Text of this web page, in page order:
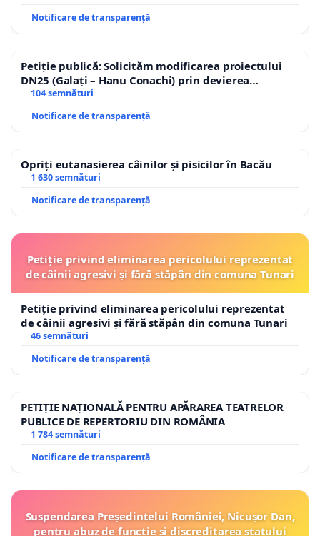
Notificare de transparență
Petiție publică: Solicităm modificarea proiectului
DN25 (Galați – Hanu Conachi) prin devierea
traseului în afara localităților!
104 semnături
Notificare de transparență
Opriți eutanasierea câinilor și pisicilor în Bacău
1 630 semnături
Notificare de transparență
Petiție privind eliminarea pericolului reprezentat
de câinii agresivi și fără stăpân din comuna Tunari
Petiție privind eliminarea pericolului reprezentat
de câinii agresivi și fără stăpân din comuna Tunari
46 semnături
Notificare de transparență
PETIȚIE NAȚIONALĂ PENTRU APĂRAREA TEATRELOR
PUBLICE DE REPERTORIU DIN ROMÂNIA
1 784 semnături
Notificare de transparență
Suspendarea Președintelui României, Nicușor Dan,
pentru abuz de funcție și discreditarea statului